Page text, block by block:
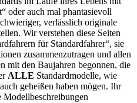
oder auch mal phantasievoll
verlässlich originale
Wir verstehen diese Seiten
für Standardfahrer“, sie
zusammenzutragen und allen
mit den Baujahren begonnen, die
ALLE Standardmodelle, wie
geheißen haben mögen. Ihr
Modellbeschreibungen